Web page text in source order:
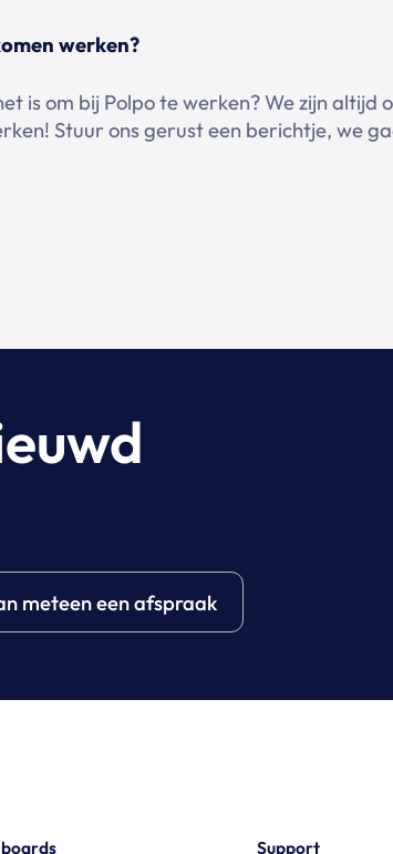
werken?
is om bij Polpo te werken? We zijn
Stuur ons gerust een berichtje, we
meteen een afspraak
Support